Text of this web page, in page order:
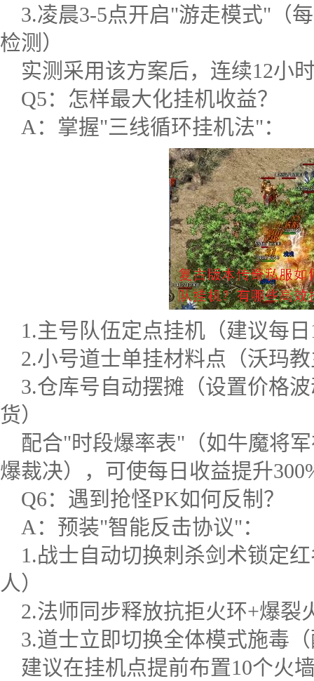
3.凌晨3-5点开启"游走模式"（
检测）
实测采用该方案后，连续12小
Q5：怎样最大化挂机收益？
A：掌握"三线循环挂机法"：
1.主号队伍定点挂机（建议每
2.小号道士单挂材料点（沃玛
3.仓库号自动摆摊（设置价格
货）
配合"时段爆率表"（如牛魔将
爆裁决），可使每日收益提升
Q6：遇到抢怪PK如何反制？
A：预装"智能反击协议"：
1.战士自动切换刺杀剑术锁定
人）
2.法师同步释放抗拒火环+爆裂
3.道士立即切换全体模式施毒
建议在挂机点提前布置10个火